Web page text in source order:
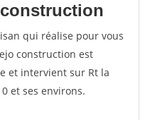
qui réalise pour vous
construction est
et intervient sur Rt la
et ses environs.